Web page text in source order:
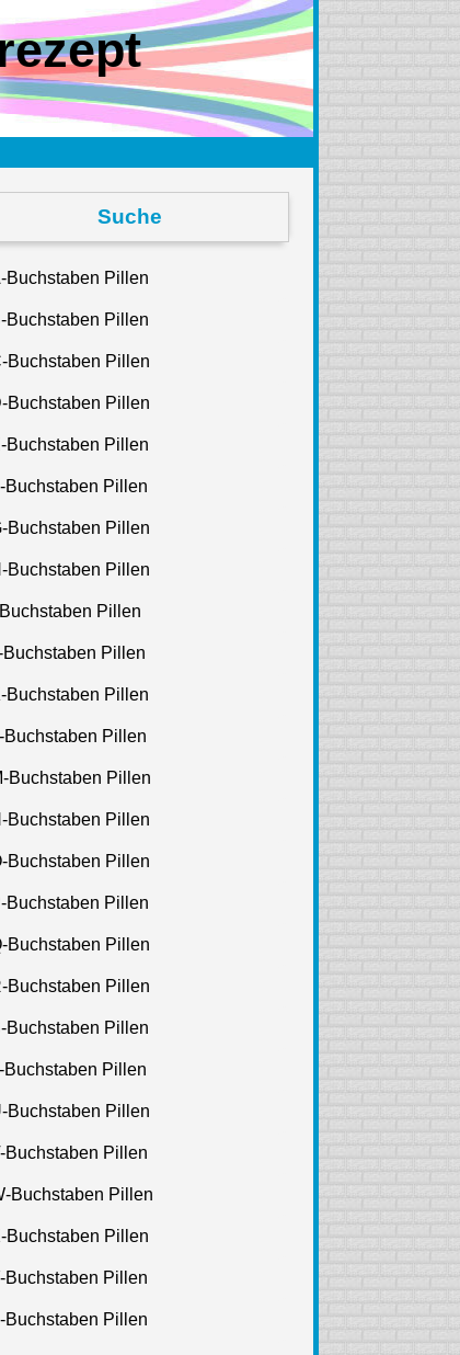
Suche
Buchstaben Pillen
Buchstaben Pillen
Buchstaben Pillen
Buchstaben Pillen
Buchstaben Pillen
Buchstaben Pillen
Buchstaben Pillen
Buchstaben Pillen
Buchstaben Pillen
Buchstaben Pillen
Buchstaben Pillen
Buchstaben Pillen
Buchstaben Pillen
Buchstaben Pillen
Buchstaben Pillen
Buchstaben Pillen
Buchstaben Pillen
Buchstaben Pillen
Buchstaben Pillen
Buchstaben Pillen
Buchstaben Pillen
Buchstaben Pillen
Buchstaben Pillen
Buchstaben Pillen
Buchstaben Pillen
Buchstaben Pillen